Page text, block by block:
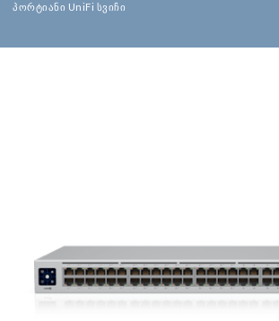
პორტიანი UniFi სვიჩი